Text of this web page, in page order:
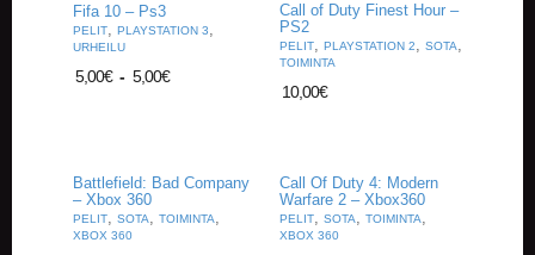
Fifa 10 – Ps3
PELIT, PLAYSTATION 3,
URHEILU
5,00€ - 5,00€
Call of Duty Finest Hour –
PS2
PELIT, PLAYSTATION 2, SOTA,
TOIMINTA
10,00€
Battlefield: Bad Company
– Xbox 360
PELIT, SOTA, TOIMINTA,
XBOX 360
Call Of Duty 4: Modern
Warfare 2 – Xbox360
PELIT, SOTA, TOIMINTA,
XBOX 360